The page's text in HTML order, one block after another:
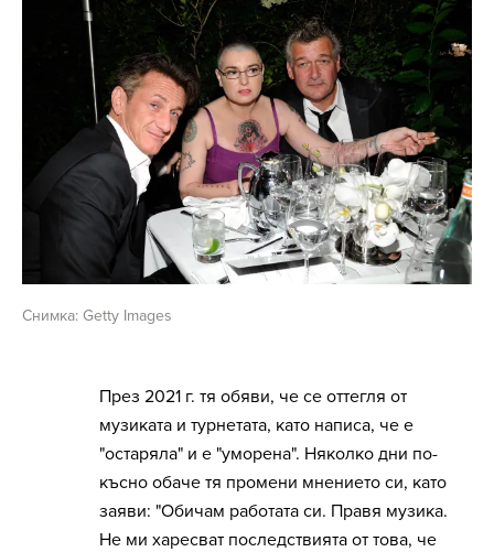
Снимка: Getty Images
През 2021 г. тя обяви, че се оттегля от
музиката и турнетата, като написа, че е
"остаряла" и е "уморена". Няколко дни по-
късно обаче тя промени мнението си, като
заяви: "Обичам работата си. Правя музика.
Не ми харесват последствията от това, че